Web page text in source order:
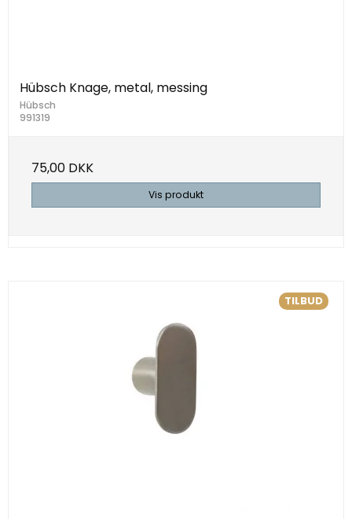
Hübsch Knage, metal, messing
Hübsch
991319
75,00 DKK
Vis produkt
TILBUD